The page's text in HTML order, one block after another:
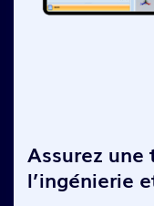
Assurez
l’ingénierie